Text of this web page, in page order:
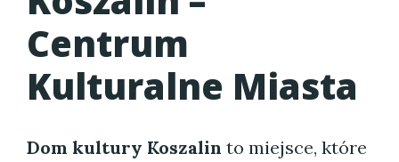
Centrum
Kulturalne Miasta
Dom kultury Koszalin to miejsce, które